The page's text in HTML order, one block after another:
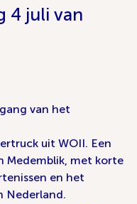
4 juli van
van het
uit WOII. Een
Medemblik, met korte
en het
Nederland.